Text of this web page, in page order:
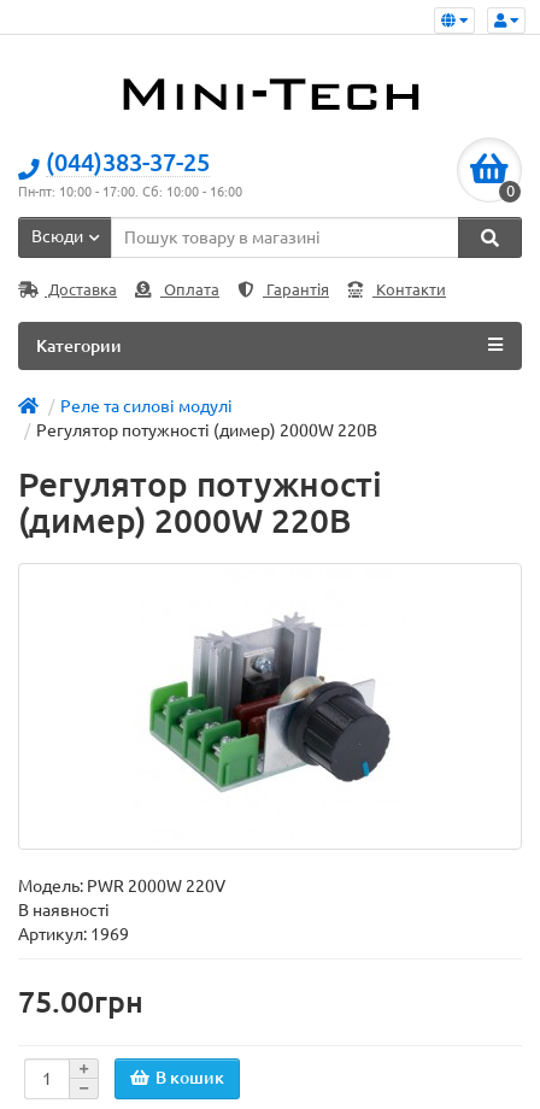
(044)383-37-25
Пн-пт: 10:00 - 17:00. Сб: 10:00 - 16:00 0
Всюди
Доставка Оплата Гарантія Контакти
Категории
Реле та силові модулі
Регулятор потужності (димер) 2000W 220В
Регулятор потужності
(димер) 2000W 220В
Модель: PWR 2000W 220V
В наявності
Артикул: 1969
75.00грн
В кошик